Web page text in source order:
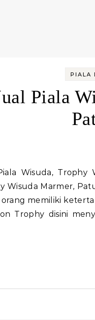
PIALA
Piala
Wisuda Marmer,
orang memiliki
Trophy disini